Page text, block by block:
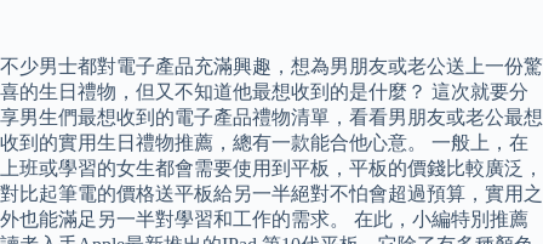
不少男士都對電子產品充滿興趣，想為男朋友或老公送上一份驚
喜的生日禮物，但又不知道他最想收到的是什麼？ 這次就要分
享男生們最想收到的電子產品禮物清單，看看男朋友或老公最想
收到的實用生日禮物推薦，總有一款能合他心意。 一般上，在
上班或學習的女生都會需要使用到平板，平板的價錢比較廣泛，
對比起筆電的價格送平板給另一半絕對不怕會超過預算，實用之
外也能滿足另一半對學習和工作的需求。 在此，小編特別推薦